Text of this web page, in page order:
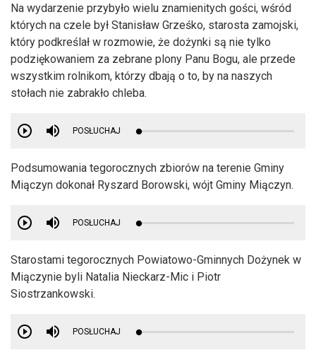
Na wydarzenie przybyło wielu znamienitych gości, wśród
których na czele był Stanisław Grześko, starosta zamojski,
który podkreślał w rozmowie, że dożynki są nie tylko
podziękowaniem za zebrane plony Panu Bogu, ale przede
wszystkim rolnikom, którzy dbają o to, by na naszych
stołach nie zabrakło chleba.
POSŁUCHAJ
Podsumowania tegorocznych zbiorów na terenie Gminy
Miączyn dokonał Ryszard Borowski, wójt Gminy Miączyn.
POSŁUCHAJ
Starostami tegorocznych Powiatowo-Gminnych Dożynek w
Miączynie byli Natalia Nieckarz-Mic i Piotr
Siostrzankowski.
POSŁUCHAJ